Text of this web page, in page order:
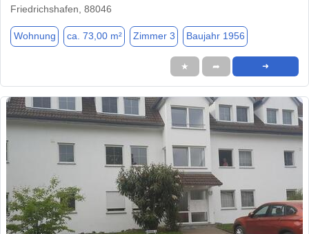
Friedrichshafen, 88046
Wohnung ca. 73,00 m² Zimmer 3 Baujahr 1956
★ ➦ ➜